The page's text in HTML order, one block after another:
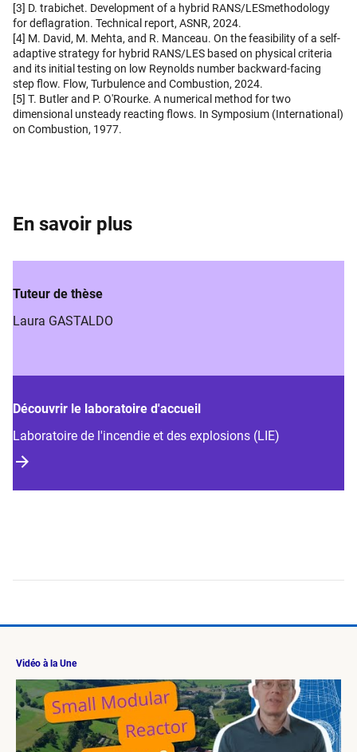
[3] D. trabichet. Development of a hybrid RANS/LESmethodology
for deflagration. Technical report, ASNR, 2024.
[4] M. David, M. Mehta, and R. Manceau. On the feasibility of a self-
adaptive strategy for hybrid RANS/LES based on physical criteria
and its initial testing on low Reynolds number backward-facing
step flow. Flow, Turbulence and Combustion, 2024.
[5] T. Butler and P. O'Rourke. A numerical method for two
dimensional unsteady reacting flows. In Symposium (International)
on Combustion, 1977.
En savoir plus
Tuteur de thèse
Laura GASTALDO
Découvrir le laboratoire d'accueil
Laboratoire de l'incendie et des explosions (LIE)
Vidéo à la Une